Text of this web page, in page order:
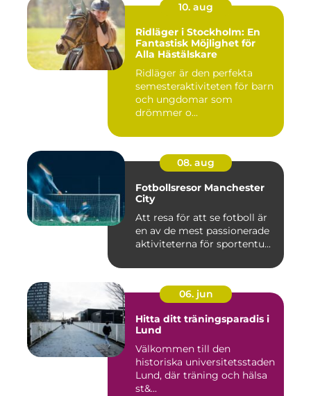
10. aug
Ridläger i Stockholm: En
Fantastisk Möjlighet för
Alla Hästälskare
Ridläger är den perfekta
semesteraktiviteten för barn
och ungdomar som
drömmer o...
08. aug
Fotbollsresor Manchester
City
Att resa för att se fotboll är
en av de mest passionerade
aktiviteterna för sportentu...
06. jun
Hitta ditt träningsparadis i
Lund
Välkommen till den
historiska universitetsstaden
Lund, där träning och hälsa
st&...